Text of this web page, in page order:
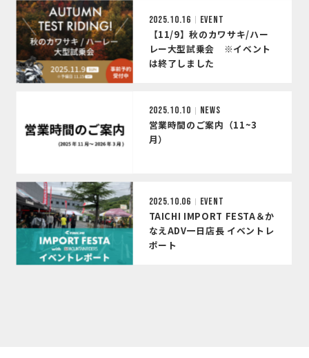
2025.10.16 EVENT
【11/9】秋のカワサキ/ハー
レー大型試乗会 ※イベント
は終了しました
2025.10.10 NEWS
営業時間のご案内（11~3
月）
2025.10.06 EVENT
TAICHI IMPORT FESTA＆か
なえADV一日店長 イベントレ
ポート